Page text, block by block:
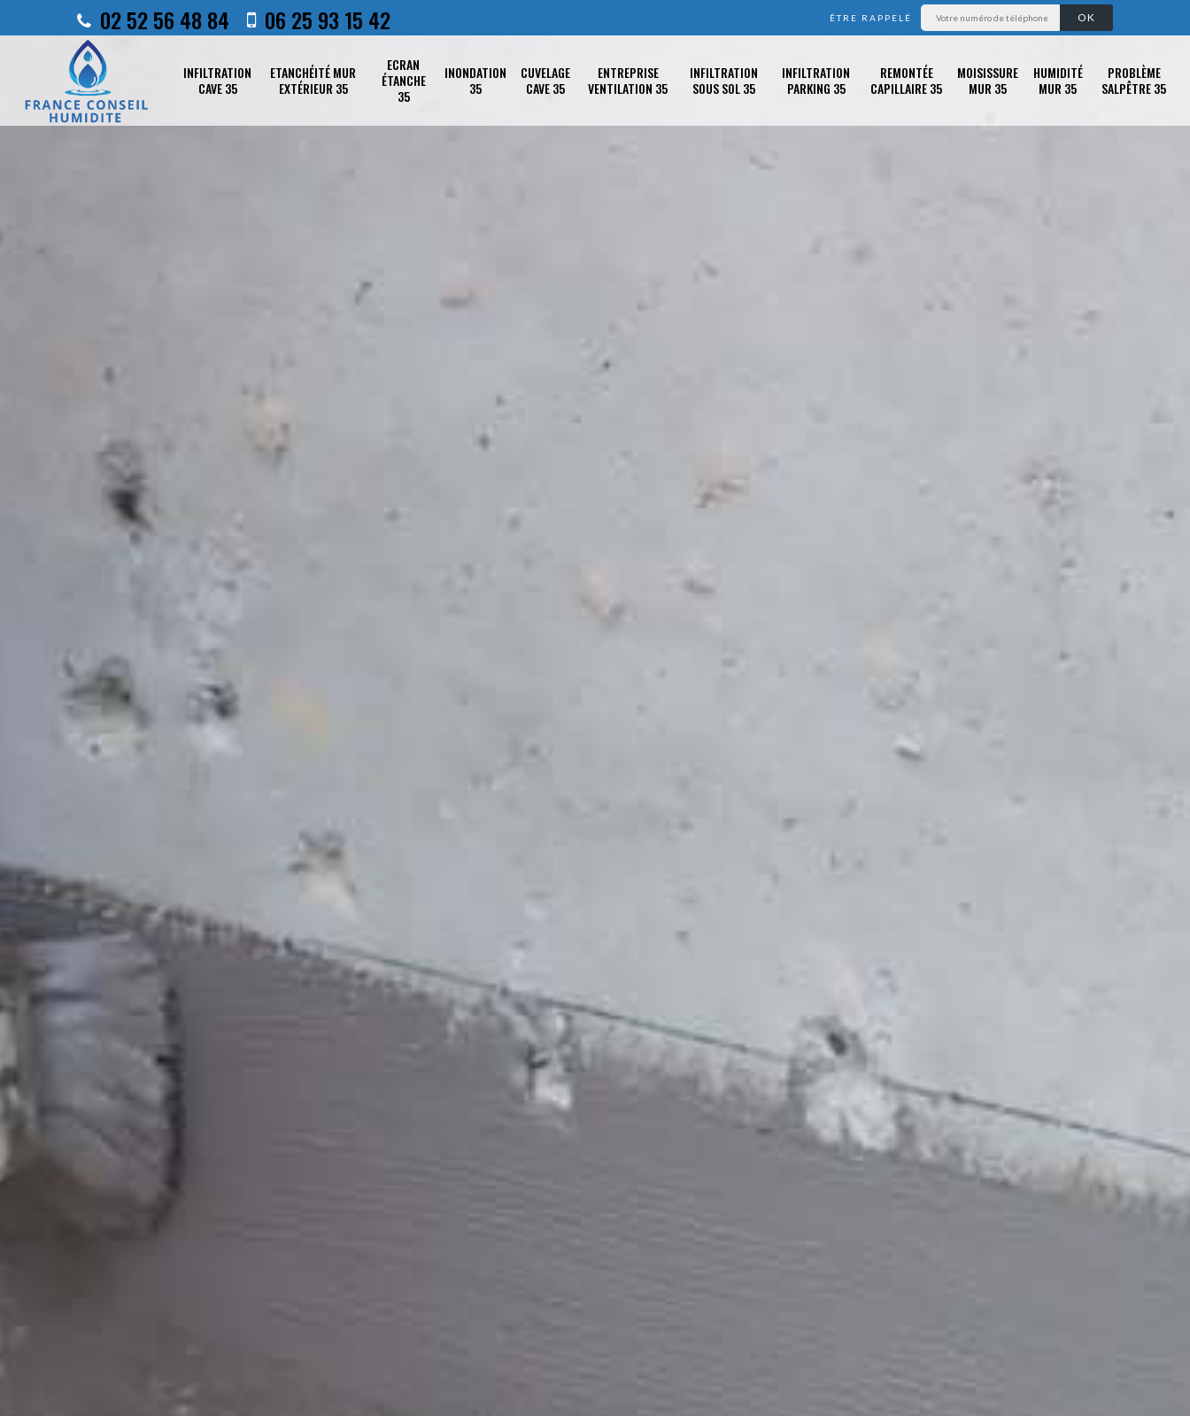
02 52 56 48 84 06 25 93 15 42 ÊTRE RAPPELÉ
INFILTRATION
CAVE 35
ETANCHÉITÉ MUR
EXTÉRIEUR 35
ECRAN
ÉTANCHE
35
INONDATION
35
CUVELAGE
CAVE 35
ENTREPRISE
VENTILATION 35
INFILTRATION
SOUS SOL 35
INFILTRATION
PARKING 35
REMONTÉE
CAPILLAIRE 35
MOISISSURE
MUR 35
HUMIDITÉ
MUR 35
PROBLÈME
SALPÊTRE 35